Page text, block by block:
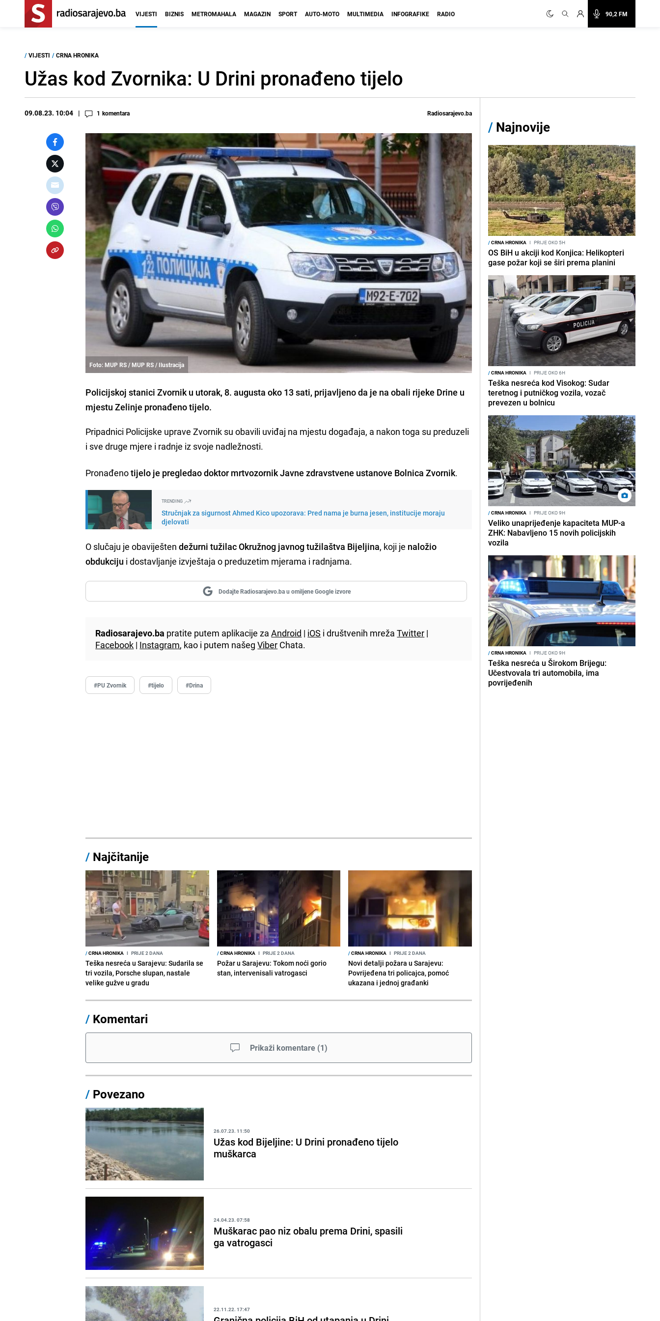
90,2 FM
VIJESTI BIZNIS METROMAHALA MAGAZIN SPORT AUTO-MOTO MULTIMEDIA INFOGRAFIKE RADIO
/ VIJESTI / CRNA HRONIKA
Užas kod Zvornika: U Drini pronađeno tijelo
09.08.23. 10:04 1 komentara Radiosarajevo.ba
Foto: MUP RS / MUP RS / Ilustracija
Policijskoj stanici Zvornik u utorak, 8. augusta oko 13 sati, prijavljeno da je na obali rijeke Drine u
mjestu Zelinje pronađeno tijelo.
Pripadnici Policijske uprave Zvornik su obavili uviđaj na mjestu događaja, a nakon toga su preduzeli
i sve druge mjere i radnje iz svoje nadležnosti.
Pronađenotijelo je pregledao doktor mrtvozornik Javne zdravstvene ustanove Bolnica Zvornik.
TRENDING
Stručnjak za sigurnost Ahmed Kico upozorava: Pred nama je burna jesen, institucije moraju
djelovati
O slučaju je obaviještendežurni tužilac Okružnog javnog tužilaštva Bijeljina, koji je naložio
obdukciju i dostavljanje izvještaja o preduzetim mjerama i radnjama.
Dodajte Radiosarajevo.ba u omiljene Google izvore
Radiosarajevo.ba pratite putem aplikacije zaAndroid | iOS i društvenih mrežaTwitter |
Facebook | Instagram, kao i putem našegViber Chata.
#PU Zvornik #tijelo #Drina
/ Najčitanije
/CRNA HRONIKA I PRIJE 2 DANA
Teška nesreća u Sarajevu: Sudarila se
tri vozila, Porsche slupan, nastale
velike gužve u gradu
/CRNA HRONIKA I PRIJE 2 DANA
Požar u Sarajevu: Tokom noći gorio
stan, intervenisali vatrogasci
/CRNA HRONIKA I PRIJE 2 DANA
Novi detalji požara u Sarajevu:
Povrijeđena tri policajca, pomoć
ukazana i jednoj građanki
/ Komentari
Prikaži komentare (1)
/ Povezano
26.07.23. 11:50
Užas kod Bijeljine: U Drini pronađeno tijelo
muškarca
24.04.23. 07:58
Muškarac pao niz obalu prema Drini, spasili
ga vatrogasci
22.11.22. 17:47
/ Najnovije
/CRNA HRONIKA I PRIJE OKO 5H
OS BiH u akciji kod Konjica: Helikopteri
gase požar koji se širi prema planini
/CRNA HRONIKA I PRIJE OKO 6H
Teška nesreća kod Visokog: Sudar
teretnog i putničkog vozila, vozač
prevezen u bolnicu
/CRNA HRONIKA I PRIJE OKO 9H
Veliko unaprijeđenje kapaciteta MUP-a
ZHK: Nabavljeno 15 novih policijskih
vozila
/CRNA HRONIKA I PRIJE OKO 9H
Teška nesreća u Širokom Brijegu:
Učestvovala tri automobila, ima
povrijeđenih